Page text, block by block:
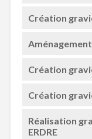
Création
Création
Création
Réalisation
ERDRE